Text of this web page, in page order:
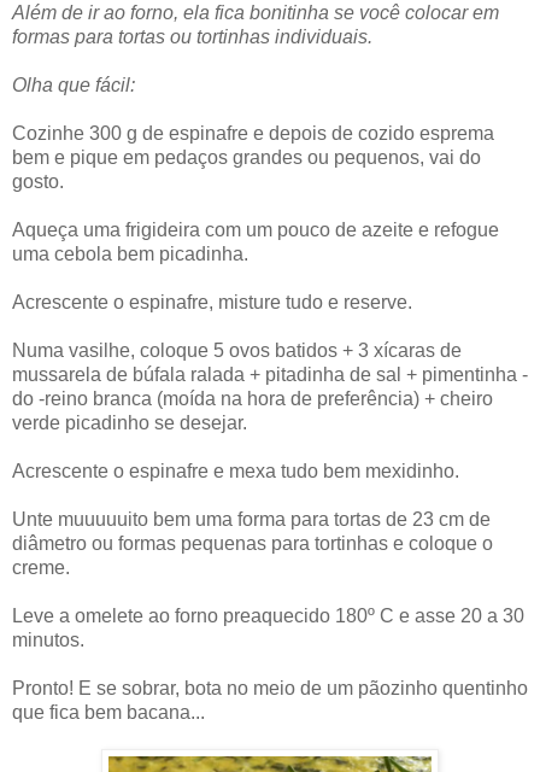
Além de ir ao forno, ela fica bonitinha se você colocar em
formas para tortas ou tortinhas individuais.
Olha que fácil:
Cozinhe 300 g de espinafre e depois de cozido esprema
bem e pique em pedaços grandes ou pequenos, vai do
gosto.
Aqueça uma frigideira com um pouco de azeite e refogue
uma cebola bem picadinha.
Acrescente o espinafre, misture tudo e reserve.
Numa vasilhe, coloque 5 ovos batidos + 3 xícaras de
mussarela de búfala ralada + pitadinha de sal + pimentinha -
do -reino branca (moída na hora de preferência) + cheiro
verde picadinho se desejar.
Acrescente o espinafre e mexa tudo bem mexidinho.
Unte muuuuuito bem uma forma para tortas de 23 cm de
diâmetro ou formas pequenas para tortinhas e coloque o
creme.
Leve a omelete ao forno preaquecido 180º C e asse 20 a 30
minutos.
Pronto! E se sobrar, bota no meio de um pãozinho quentinho
que fica bem bacana...